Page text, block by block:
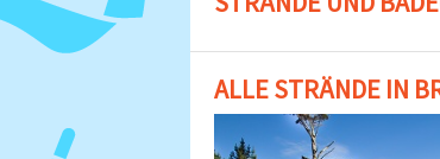
ALLE STRÄNDE IN